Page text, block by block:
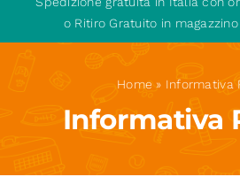
o Ritiro Gratuito in
Home » Informativa
Informativa